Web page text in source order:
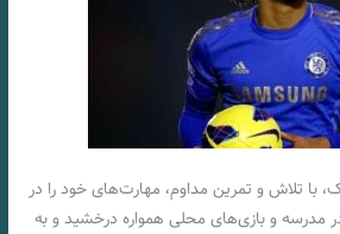
با تلاش و تمرین مداوم، مهارت‌های خود را در
در مدرسه و بازی‌های محلی همواره درخشید و به